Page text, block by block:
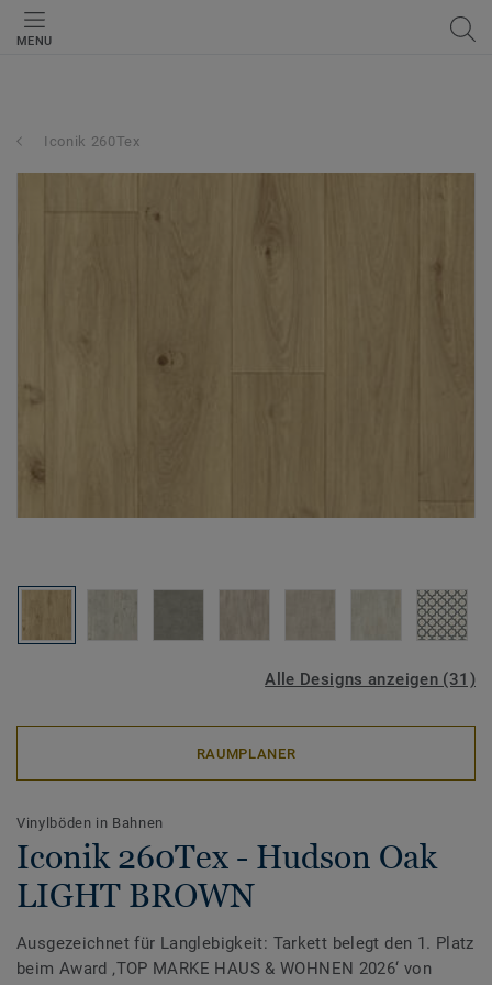
MENU
Iconik 260Tex
Alle Designs anzeigen (31)
RAUMPLANER
Vinylböden in Bahnen
Iconik 260Tex - Hudson Oak
LIGHT BROWN
Ausgezeichnet für Langlebigkeit: Tarkett belegt den 1. Platz
beim Award ‚TOP MARKE HAUS & WOHNEN 2026‘ von